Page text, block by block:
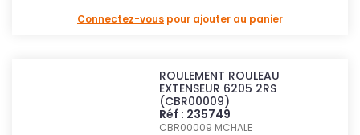
Connectez-vous pour ajouter au panier
ROULEMENT ROULEAU
EXTENSEUR 6205 2RS
(CBR00009)
Réf : 235749
CBR00009 MCHALE